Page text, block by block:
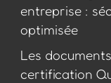
entreprise :
optimisée
Les
certification